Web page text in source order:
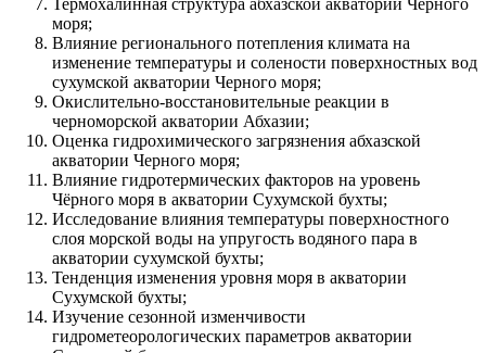
моря;
Влияние регионального потепления климата на
изменение температуры и солености поверхностных вод
сухумской акватории Черного моря;
Окислительно-восстановительные реакции в
черноморской акватории Абхазии;
Оценка гидрохимического загрязнения абхазской
акватории Черного моря;
Влияние гидротермических факторов на уровень
Чёрного моря в акватории Сухумской бухты;
Исследование влияния температуры поверхностного
слоя морской воды на упругость водяного пара в
акватории сухумской бухты;
Тенденция изменения уровня моря в акватории
Сухумской бухты;
Изучение сезонной изменчивости
гидрометеорологических параметров акватории